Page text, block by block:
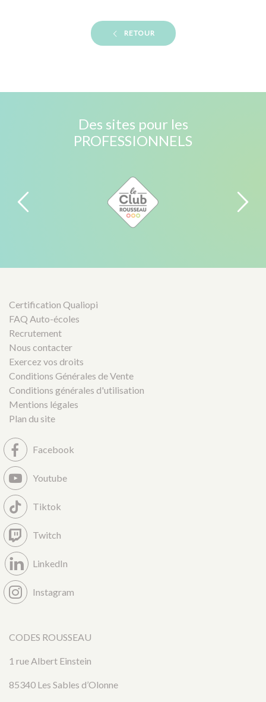
RETOUR
Des sites pour les
PROFESSIONNELS
Certification Qualiopi
FAQ Auto-écoles
Recrutement
Nous contacter
Exercez vos droits
Conditions Générales de Vente
Conditions générales d'utilisation
Mentions légales
Plan du site
Facebook
Youtube
Tiktok
Twitch
LinkedIn
Instagram
CODES ROUSSEAU
1 rue Albert Einstein
85340 Les Sables d’Olonne